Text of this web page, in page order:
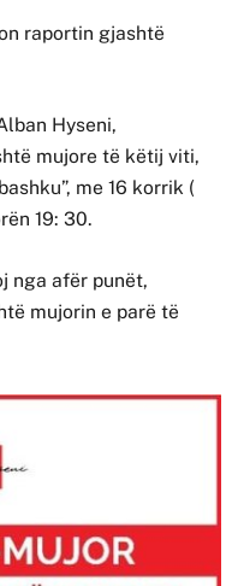
raportin gjashtë
Hyseni,
mujore të këtij viti,
me 16 korrik (
19: 30.
nga afër punët,
mujorin e parë të